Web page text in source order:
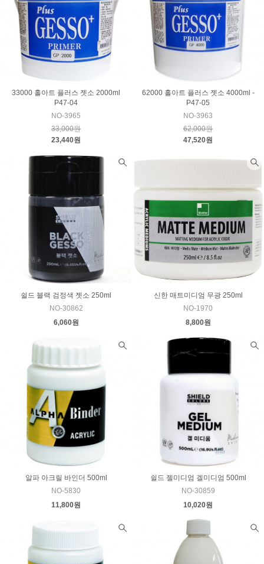
33000 홀아트 플러스 젯소 2000ml
P47-04
NO-3965
33,000원
23,440원
62000 홀아트 플러스 젯소 4000ml -
P47-05
NO-3963
62,000원
47,520원
쉴드 블랙 검정색 젯소 250ml
NO-30862
6,060원
신한 매트미디엄 무광 250ml
NO-1970
8,800원
알파 아크릴 바인더 500ml
NO-5830
11,800원
쉴드 젤미디엄 겔미디엄 500ml
NO-30859
10,020원